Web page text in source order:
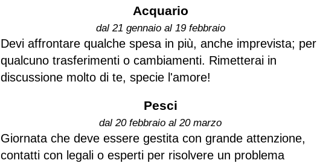
Acquario
dal 21 gennaio al 19 febbraio
Devi affrontare qualche spesa in più, anche imprevista; per
qualcuno trasferimenti o cambiamenti. Rimetterai in
discussione molto di te, specie l'amore!
Pesci
dal 20 febbraio al 20 marzo
Giornata che deve essere gestita con grande attenzione,
contatti con legali o esperti per risolvere un problema